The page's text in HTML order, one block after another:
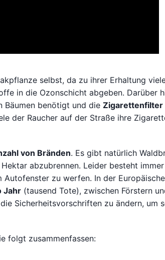
selbst, da zu ihrer Erhaltung
in die Ozonschicht abgeben. Darüber
Bäumen benötigt und die Zigarettenfilter
der Raucher auf der Straße ihre
von Bränden. Es gibt natürlich
abzubrennen. Leider besteht
zu werfen. In der
Jahr (tausend Tote), zwischen Förstern
Sicherheitsvorschriften zu ändern, um
folgt zusammenfassen: